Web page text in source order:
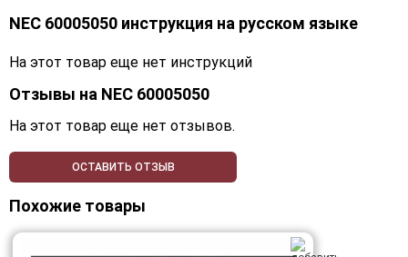
NEC 60005050 инструкция на русском языке
На этот товар еще нет инструкций
Отзывы на NEC 60005050
На этот товар еще нет отзывов.
ОСТАВИТЬ ОТЗЫВ
Похожие товары